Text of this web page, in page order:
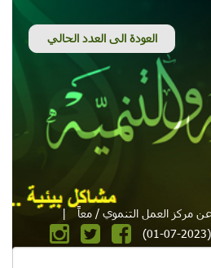
مركز العمل التنموي / معاً
|